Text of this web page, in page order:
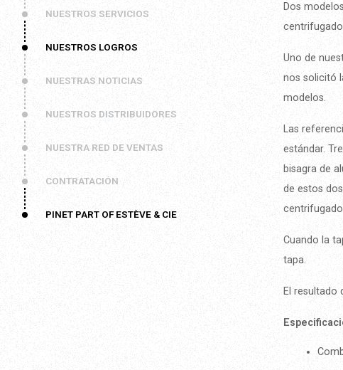
NUESTROS SERVICIOS
NUESTROS LOGROS
NUESTRAS NOTICIAS
NUESTROS DISTRIBUIDORES
NUESTRA RED DE VENTAS
CONTRATACIÓN
PINET PART OF ESTÈVE & CIE
Dos
Uno de
nos solicitó
modelos.
Las
estándar.
bisagra de
de estos
Cuando la
tapa.
El